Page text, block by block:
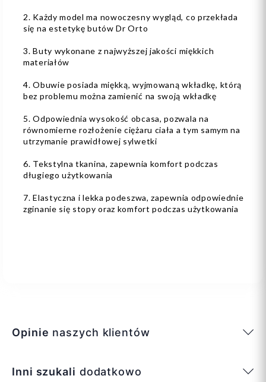
2. Każdy model ma nowoczesny wygląd, co przekłada
się na estetykę butów Dr Orto
3. Buty wykonane z najwyższej jakości miękkich
materiałów
4. Obuwie posiada miękką, wyjmowaną wkładkę, którą
bez problemu można zamienić na swoją wkładkę
5. Odpowiednia wysokość obcasa, pozwala na
równomierne rozłożenie ciężaru ciała a tym samym na
utrzymanie prawidłowej sylwetki
6. Tekstylna tkanina, zapewnia komfort podczas
długiego użytkowania
7. Elastyczna i lekka podeszwa, zapewnia odpowiednie
zginanie się stopy oraz komfort podczas użytkowania
Opinie naszych klientów
Inni szukali dodatkowo